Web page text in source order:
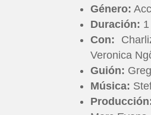
Género:
Duración:
Con:
Veronica
Guión:
Música: